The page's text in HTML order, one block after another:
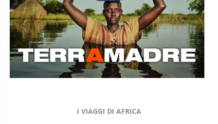
I VIAGGI DI AFRICA